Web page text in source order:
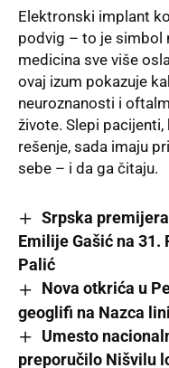
Elektronski implant
podvig – to je simbol
medicina sve više
ovaj izum pokazuje
neuroznanosti i
živote. Slepi
rešenje, sada imaju
sebe – i da ga čitaju.
Srpska
Emilije Gašić na
Palić
Nova otkrića u
geoglifi na Nazca
Umesto
preporučilo Nišvilu